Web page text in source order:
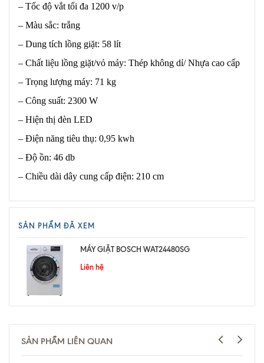
– Tốc độ vắt tối đa 1200 v/p
– Màu sắc: trắng
– Dung tích lồng giặt: 58 lít
– Chất liệu lồng giặt/vỏ máy: Thép không dỉ/ Nhựa cao cấp
– Trọng lượng máy: 71 kg
– Công suất: 2300 W
– Hiện thị đèn LED
– Điện năng tiêu thụ: 0,95 kwh
– Độ ồn: 46 db
– Chiều dài dây cung cấp điện: 210 cm
SẢN PHẨM ĐÃ XEM
MÁY GIẶT BOSCH WAT24480SG
Liên hệ
SẢN PHẨM LIÊN QUAN